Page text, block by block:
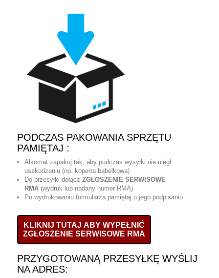
PODCZAS PAKOWANIA SPRZĘTU
PAMIĘTAJ :
Alkomat zapakuj tak, aby podczas wysyłki nie uległ
uszkodzeniu (np. koperta bąbelkowa)
Do przesyłki dołącz ZGŁOSZENIE SERWISOWE
RMA (wydruk lub nadany numer RMA)
Po wydrukowaniu formularza pamiętaj o jego podpisaniu
KLIKNIJ TUTAJ ABY WYPEŁNIĆ
ZGŁOSZENIE SERWISOWE RMA
PRZYGOTOWANĄ PRZESYŁKĘ WYŚLIJ
NA ADRES: